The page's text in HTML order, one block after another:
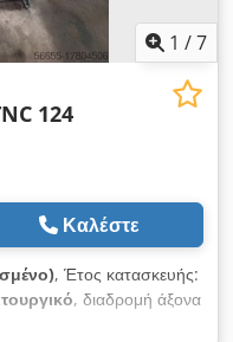
1 /7
124
Καλέστε
, Έτος κατασκευής:
, διαδρομή άξονα